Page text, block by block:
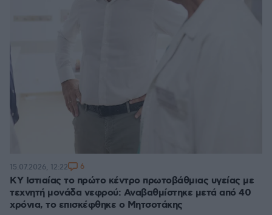
ΚΥ Ιστιαίας το πρώτο κέντρο πρωτοβάθμιας υγείας με
τεχνητή μονάδα νεφρού: Αναβαθμίστηκε μετά από 40
χρόνια, το επισκέφθηκε ο Μητσοτάκης
15.07.2026, 12:22 6